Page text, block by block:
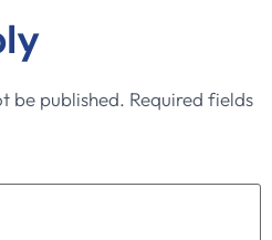
be published. Required fields